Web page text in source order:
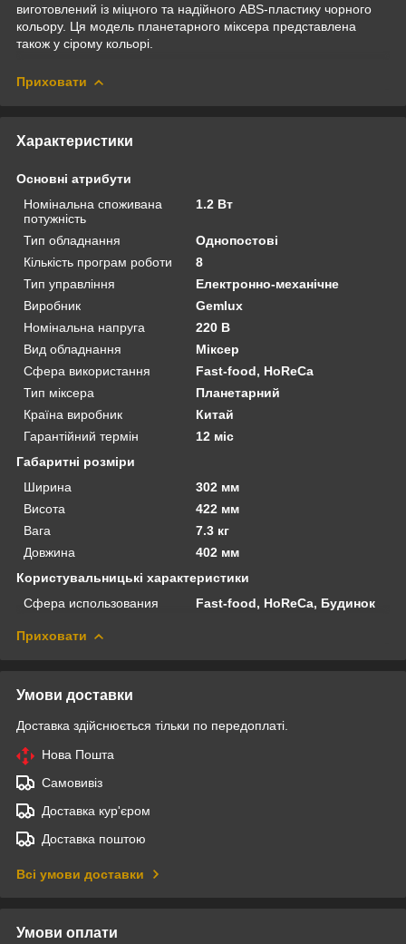
виготовлений із міцного та надійного ABS-пластику чорного
кольору. Ця модель планетарного міксера представлена
також у сірому кольорі.
Приховати
Характеристики
Основні атрибути
Номінальна споживана
потужність
1.2 Вт
Тип обладнання
Однопостові
Кількість програм роботи
8
Тип управління
Електронно-механічне
Виробник
Gemlux
Номінальна напруга
220 В
Вид обладнання
Міксер
Сфера використання
Fast-food, HoReCa
Тип міксера
Планетарний
Країна виробник
Китай
Гарантійний термін
12 міс
Габаритні розміри
Ширина
302 мм
Висота
422 мм
Вага
7.3 кг
Довжина
402 мм
Користувальницькі характеристики
Сфера использования
Fast-food, HoReCa, Будинок
Приховати
Умови доставки
Доставка здійснюється тільки по передоплаті.
Нова Пошта
Самовивіз
Доставка кур'єром
Доставка поштою
Всі умови доставки
Умови оплати